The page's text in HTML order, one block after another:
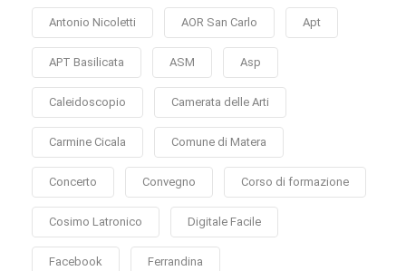
Antonio Nicoletti AOR San Carlo Apt
APT Basilicata ASM Asp
Caleidoscopio Camerata delle Arti
Carmine Cicala Comune di Matera
Concerto Convegno Corso di formazione
Cosimo Latronico Digitale Facile
Facebook Ferrandina